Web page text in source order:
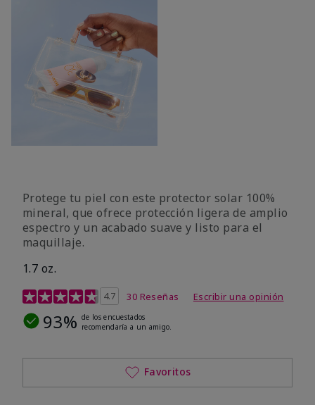
Protege tu piel con este protector solar 100%
mineral, que ofrece protección ligera de amplio
espectro y un acabado suave y listo para el
maquillaje.
1.7 oz.
Calificación de clientes de 5 de 5
4.7 30 Reseñas Escribir una opinión
93% de los encuestados
recomendaría a un amigo.
Favoritos